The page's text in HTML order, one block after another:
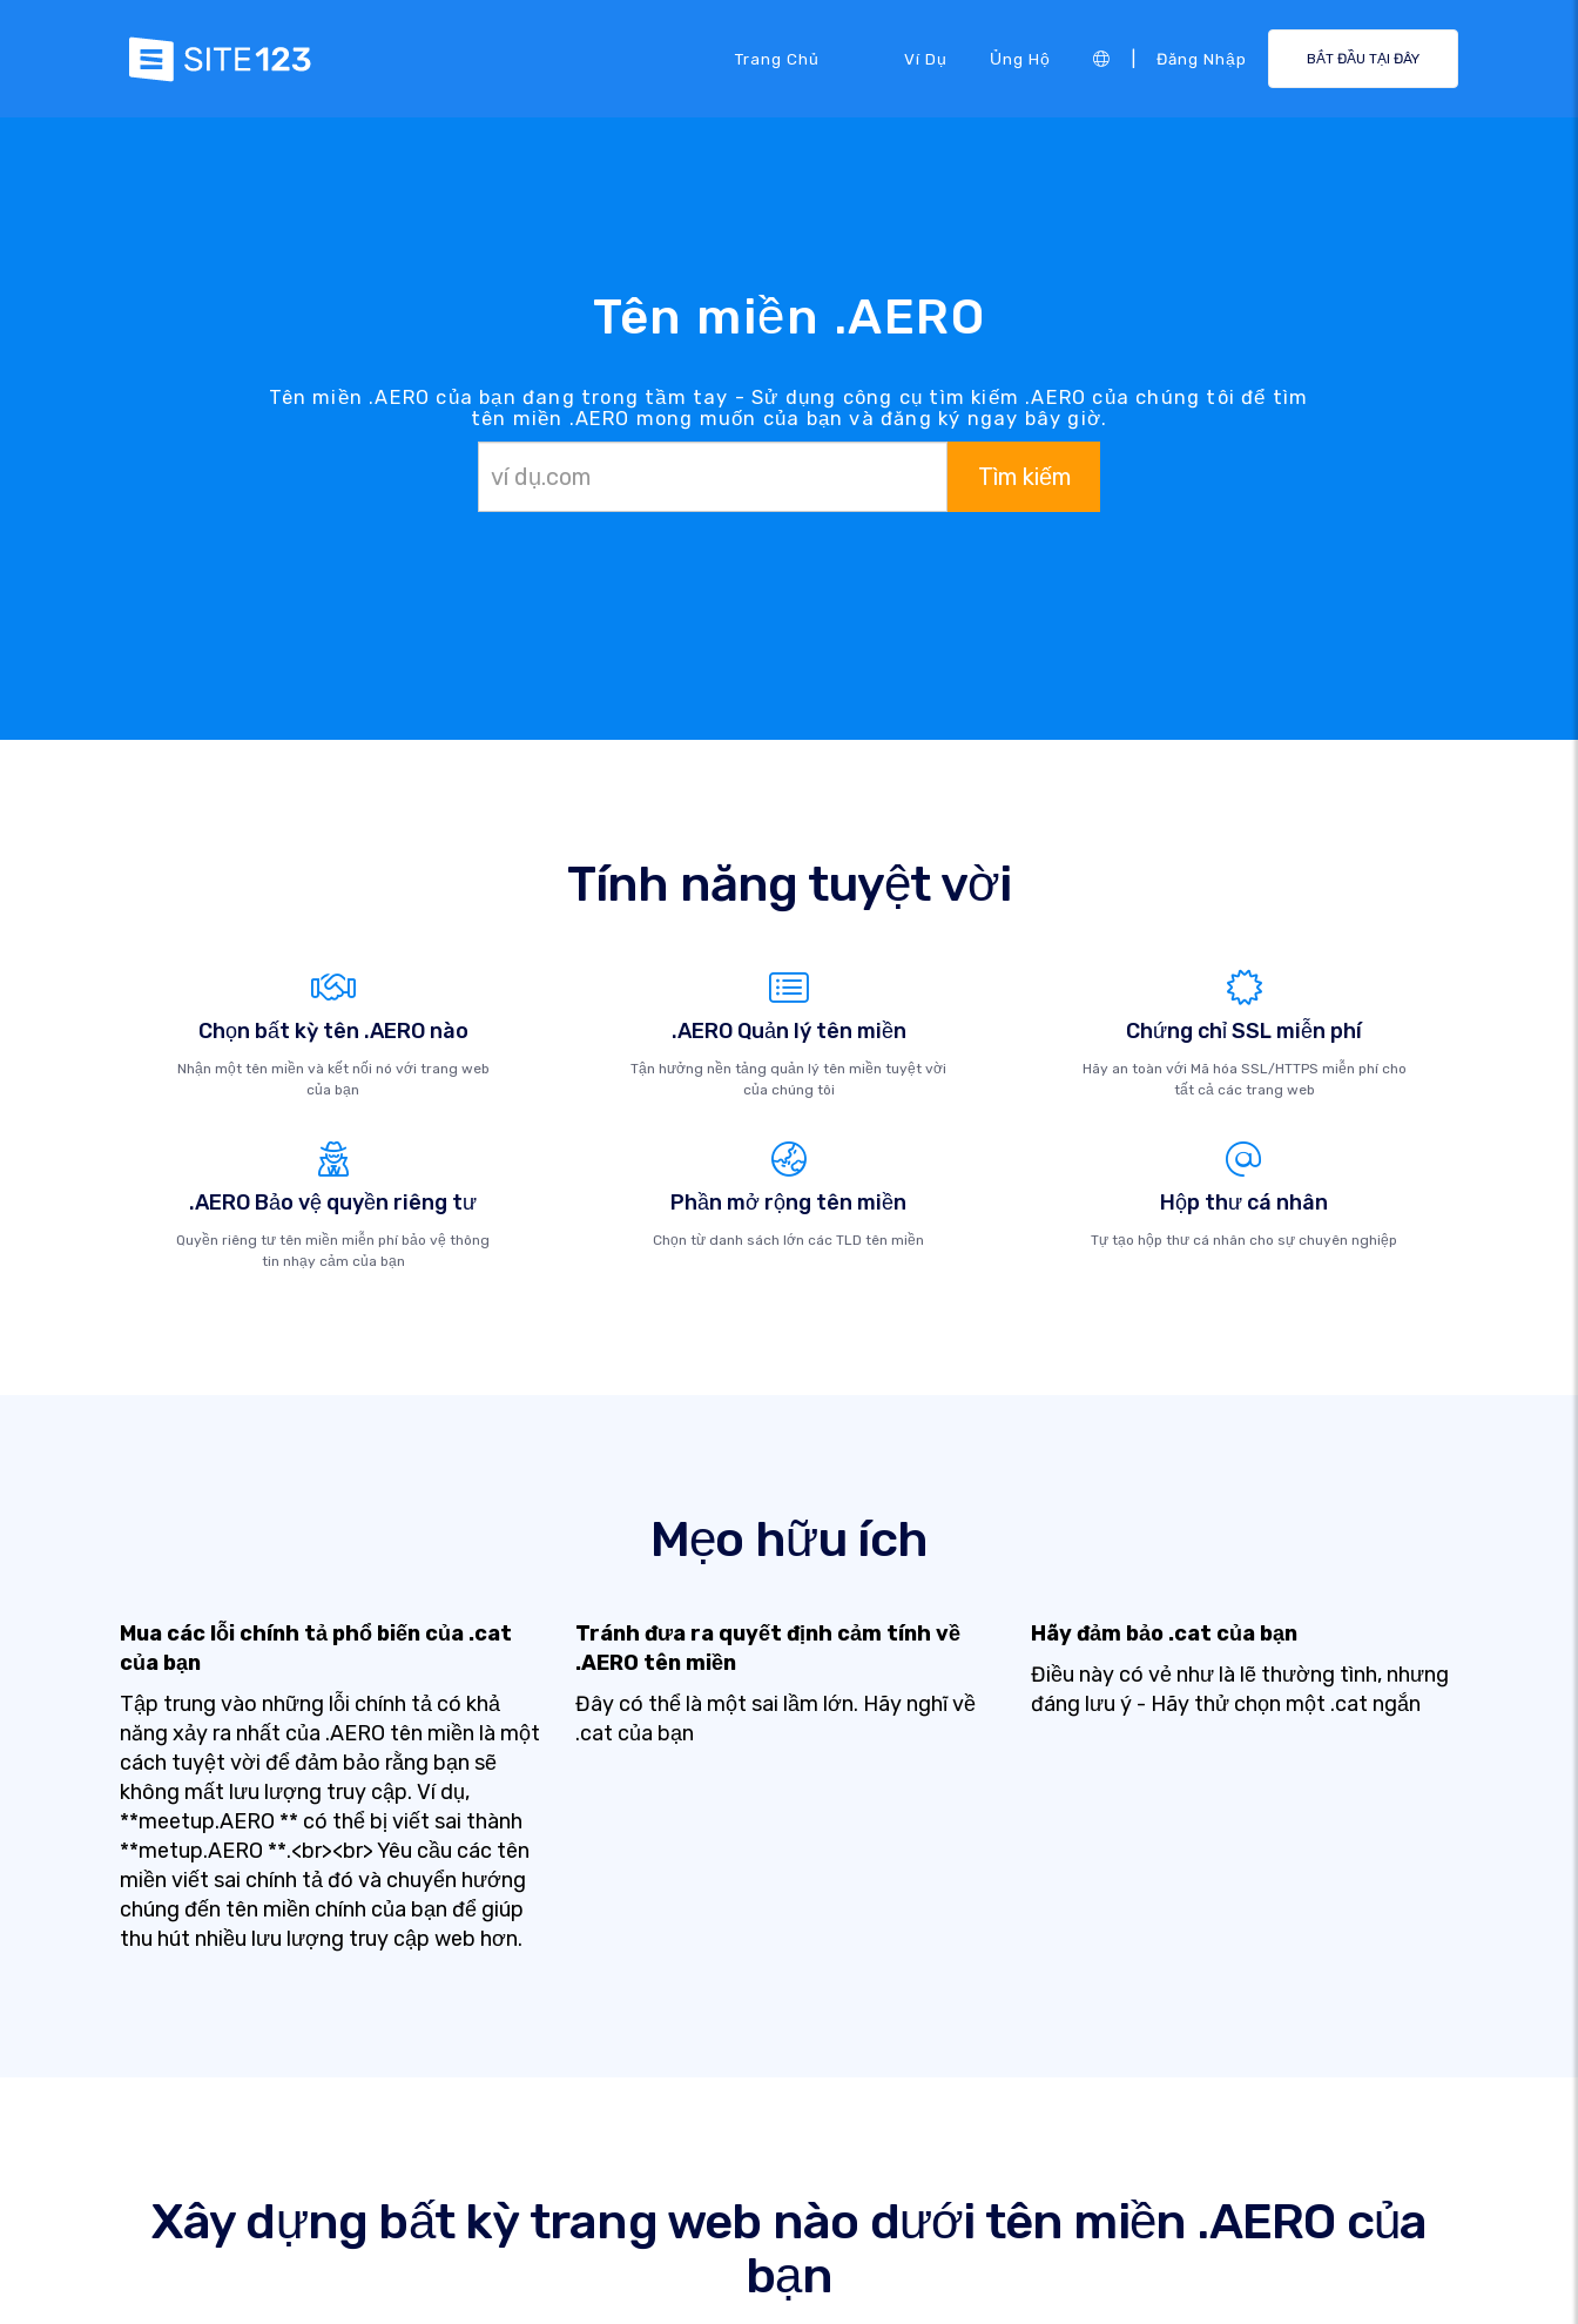
Trang Chủ Ví Dụ Ủng Hộ Đăng Nhập BẮT ĐẦU TẠI ĐÂY
Tên miền .AERO
Tên miền .AERO của bạn đang trong tầm tay - Sử dụng công cụ tìm kiếm .AERO của chúng tôi để tìm
tên miền .AERO mong muốn của bạn và đăng ký ngay bây giờ.
Tìm kiếm
Tính năng tuyệt vời
Chọn bất kỳ tên .AERO nào
Nhận một tên miền và kết nối nó với trang web
của bạn
.AERO Quản lý tên miền
Tận hưởng nền tảng quản lý tên miền tuyệt vời
của chúng tôi
Chứng chỉ SSL miễn phí
Hãy an toàn với Mã hóa SSL/HTTPS miễn phí cho
tất cả các trang web
.AERO Bảo vệ quyền riêng tư
Quyền riêng tư tên miền miễn phí bảo vệ thông
tin nhạy cảm của bạn
Phần mở rộng tên miền
Chọn từ danh sách lớn các TLD tên miền
Hộp thư cá nhân
Tự tạo hộp thư cá nhân cho sự chuyên nghiệp
Mẹo hữu ích
Mua các lỗi chính tả phổ biến của .cat
của bạn
Tập trung vào những lỗi chính tả có khả
năng xảy ra nhất của .AERO tên miền là một
cách tuyệt vời để đảm bảo rằng bạn sẽ
không mất lưu lượng truy cập. Ví dụ,
**meetup.AERO ** có thể bị viết sai thành
**metup.AERO **.<br><br> Yêu cầu các tên
miền viết sai chính tả đó và chuyển hướng
chúng đến tên miền chính của bạn để giúp
thu hút nhiều lưu lượng truy cập web hơn.
Tránh đưa ra quyết định cảm tính về
.AERO tên miền
Đây có thể là một sai lầm lớn. Hãy nghĩ về
.cat của bạn
Hãy đảm bảo .cat của bạn
Điều này có vẻ như là lẽ thường tình, nhưng
đáng lưu ý - Hãy thử chọn một .cat ngắn
Xây dựng bất kỳ trang web nào dưới tên miền .AERO của
bạn